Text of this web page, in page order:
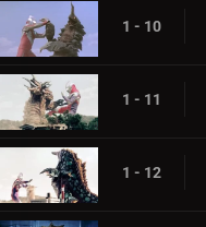
1 - 10
1 - 11
1 - 12